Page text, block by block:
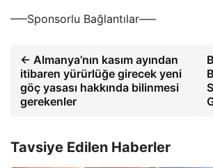
—–Sponsorlu Bağlantılar—–
← Almanya’nın kasım ayından
itibaren yürürlüğe girecek yeni
göç yasası hakkında bilinmesi
gerekenler
Tavsiye Edilen Haberler